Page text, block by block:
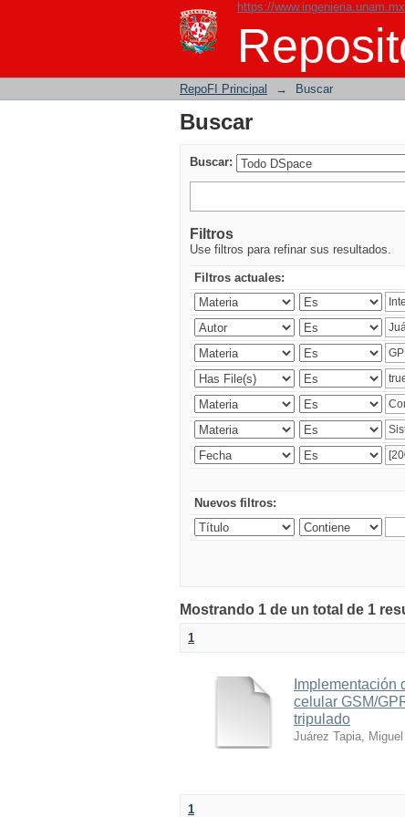
https://www.ingenieria.unam.mx
Buscar
RepoFI Principal → Buscar
Buscar
Buscar:
Filtros
Use filtros para refinar sus resultados.
Filtros actuales:
Nuevos filtros:
Mostrando 1 de un total de 1
1
Implementación
celular GSM/
tripulado
Juárez Tapia, Miguel
1